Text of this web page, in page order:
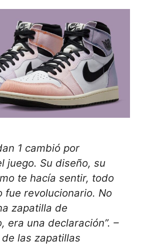
1 cambió por
juego. Su diseño, su
te hacía sentir, todo
fue revolucionario. No
zapatilla de
era una declaración”. –
las zapatillas